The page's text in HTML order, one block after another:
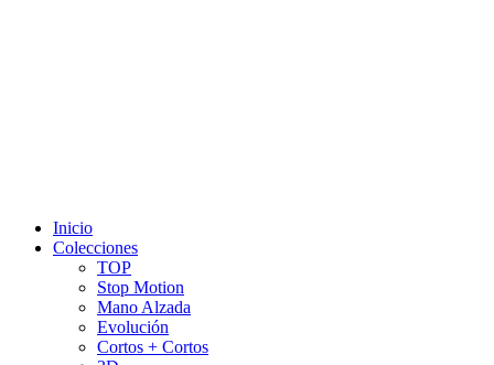
Inicio
Colecciones
TOP
Stop Motion
Mano Alzada
Evolución
Cortos + Cortos